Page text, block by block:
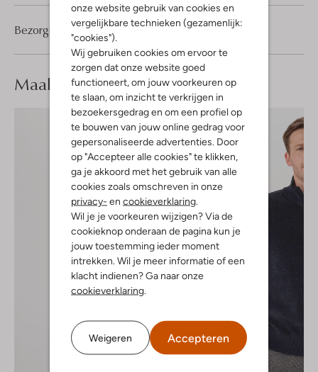
onze website gebruik van cookies en
vergelijkbare technieken (gezamenlijk:
"cookies").
Wij gebruiken cookies om ervoor te
zorgen dat onze website goed
functioneert, om jouw voorkeuren op
te slaan, om inzicht te verkrijgen in
bezoekersgedrag en om een profiel op
te bouwen van jouw online gedrag voor
gepersonaliseerde advertenties. Door
op "Accepteer alle cookies" te klikken,
ga je akkoord met het gebruik van alle
cookies zoals omschreven in onze
privacy- en cookieverklaring.
Wil je je voorkeuren wijzigen? Via de
cookieknop onderaan de pagina kun je
jouw toestemming ieder moment
intrekken. Wil je meer informatie of een
klacht indienen? Ga naar onze
cookieverklaring.
Weigeren Accepteren
Bezorgen & retourneren
Maak jelook compleet